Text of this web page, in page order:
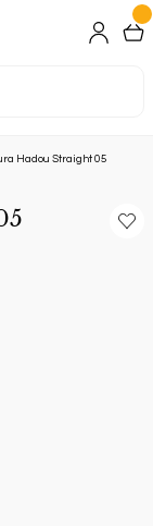
Hadou Straight 05